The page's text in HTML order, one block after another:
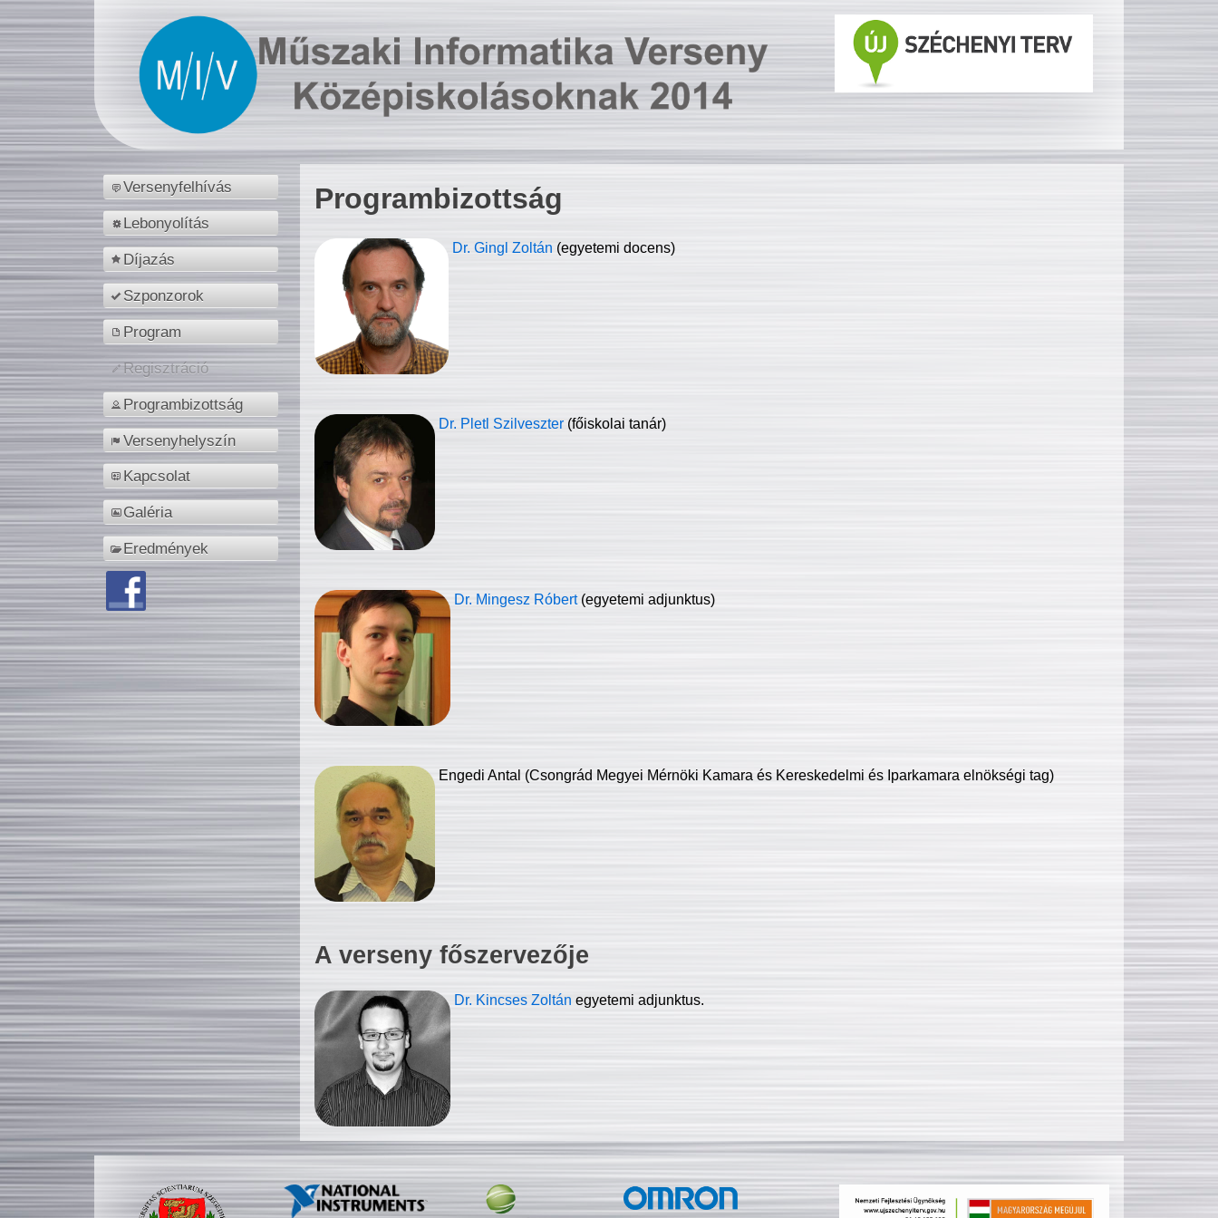
Versenyfelhívás
Lebonyolítás
Díjazás
Szponzorok
Program
Regisztráció
Programbizottság
Versenyhelyszín
Kapcsolat
Galéria
Eredmények
Programbizottság
Dr. Gingl Zoltán (egyetemi docens)
Dr. Pletl Szilveszter (főiskolai tanár)
Dr. Mingesz Róbert (egyetemi adjunktus)
Engedi Antal (Csongrád Megyei Mérnöki Kamara és Kereskedelmi és Iparkamara elnökségi tag)
A verseny főszervezője
Dr. Kincses Zoltán egyetemi adjunktus.